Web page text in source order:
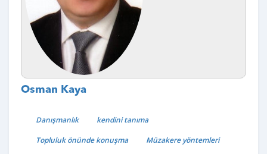
Osman Kaya
Danışmanlık
kendini tanıma
Topluluk önünde konuşma
Müzakere yöntemleri